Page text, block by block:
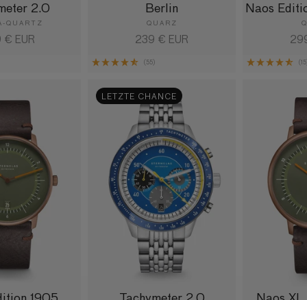
2.0
QUARTZ
EUR
Berlin
QUARZ
Normaler
239 € EUR
(55)
Naos
LETZTE CHANCE